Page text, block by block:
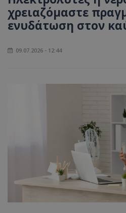
χρειαζόμαστε
ενυδάτωση στον
09.07.2026 - 12:44